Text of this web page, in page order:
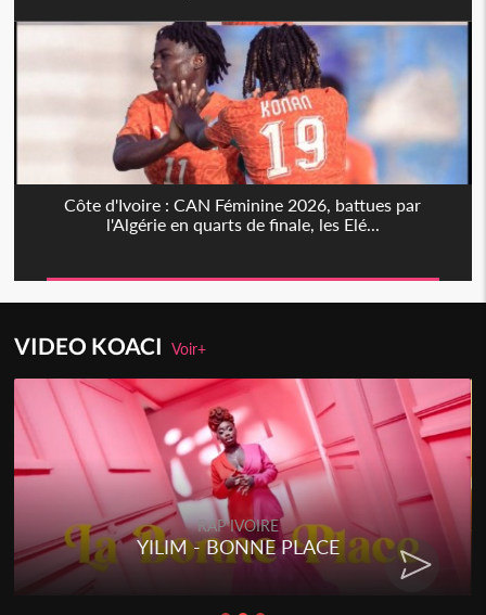
Côte d'Ivoire : CAN Féminine 2026, battues par
l'Algérie en quarts de finale, les Elé...
VIDEO KOACIVoir+
RAP IVOIRE
YILIM - BONNE PLACE